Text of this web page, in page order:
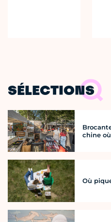
SÉLECTIONS
chine
Où